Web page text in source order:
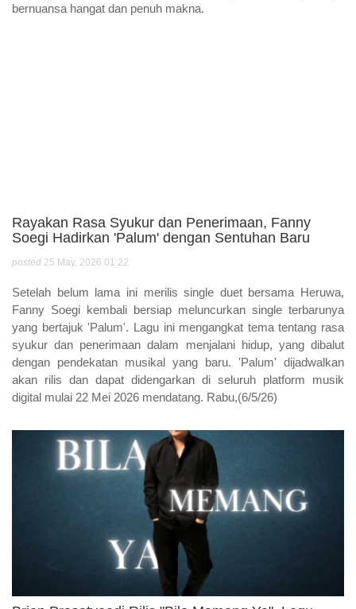
bernuansa hangat dan penuh makna.
Rayakan Rasa Syukur dan Penerimaan, Fanny
Soegi Hadirkan 'Palum' dengan Sentuhan Baru
posted 25 May, 2026 01:22
Setelah belum lama ini merilis single duet bersama Heruwa,
Fanny Soegi kembali bersiap meluncurkan single terbarunya
yang bertajuk 'Palum'. Lagu ini mengangkat tema tentang rasa
syukur dan penerimaan dalam menjalani hidup, yang dibalut
dengan pendekatan musikal yang baru. 'Palum' dijadwalkan
akan rilis dan dapat didengarkan di seluruh platform musik
digital mulai 22 Mei 2026 mendatang. Rabu,(6/5/26)